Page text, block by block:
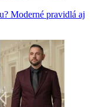
Moderné pravidlá aj